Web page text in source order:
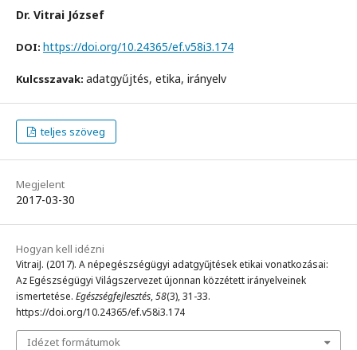
Dr. Vitrai József
DOI: https://doi.org/10.24365/ef.v58i3.174
Kulcsszavak: adatgyűjtés, etika, irányelv
teljes szöveg
Megjelent
2017-03-30
Hogyan kell idézni
VitraiJ. (2017). A népegészségügyi adatgyűjtések etikai vonatkozásai:
Az Egészségügyi Világszervezet újonnan közzétett irányelveinek
ismertetése. Egészségfejlesztés,58(3), 31-33.
https://doi.org/10.24365/ef.v58i3.174
Idézet formátumok